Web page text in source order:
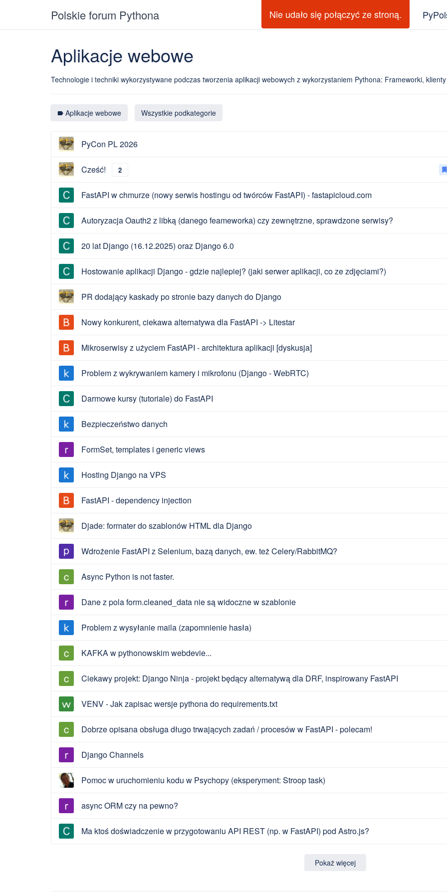
Nie udało się połączyć ze stroną.
Polskie forum Pythona
Aplikacje webowe
Technologie i techniki wykorzystywane podczas tworzenia aplikacji webowych z wykorzystaniem Pythona: Frameworki,
label Aplikacje webowe Wszystkie podkategorie
PyCon PL 2026
Cześć! 2 bookmark
FastAPI w chmurze (nowy serwis hostingu od twórców FastAPI) - fastapicloud.com
Autoryzacja Oauth2 z libką (danego feameworka) czy zewnętrzne, sprawdzone serwisy?
20 lat Django (16.12.2025) oraz Django 6.0
Hostowanie aplikacji Django - gdzie najlepiej? (jaki serwer aplikacji, co ze zdjęciami?)
PR dodający kaskady po stronie bazy danych do Django
Nowy konkurent, ciekawa alternatywa dla FastAPI -> Litestar
Mikroserwisy z użyciem FastAPI - architektura aplikacji [dyskusja]
Problem z wykrywaniem kamery i mikrofonu (Django - WebRTC)
Darmowe kursy (tutoriale) do FastAPI
Bezpieczeństwo danych
FormSet, templates i generic views
Hosting Django na VPS
FastAPI - dependency injection
Djade: formater do szablonów HTML dla Django
Wdrożenie FastAPI z Selenium, bazą danych, ew. też Celery/RabbitMQ?
Async Python is not faster.
Dane z pola form.cleaned_data nie są widoczne w szablonie
Problem z wysyłanie maila (zapomnienie hasła)
KAFKA w pythonowskim webdevie...
Ciekawy projekt: Django Ninja - projekt będący alternatywą dla DRF, inspirowany FastAPI
VENV - Jak zapisac wersje pythona do requirements.txt
Dobrze opisana obsługa długo trwających zadań / procesów w FastAPI - polecam!
Django Channels
Pomoc w uruchomieniu kodu w Psychopy (eksperyment: Stroop task)
async ORM czy na pewno?
Ma ktoś doświadczenie w przygotowaniu API REST (np. w FastAPI) pod Astro.js?
Pokaż więcej